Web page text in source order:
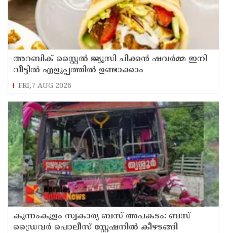
അറബിക് സ്റ്റൈൽ ജ്യൂസി ചിക്കൻ ഷവർമ്മ ഇനി
വീട്ടിൽ എളുപ്പത്തിൽ ഉണ്ടാക്കാം
FRI,7 AUG 2026
കുന്നംകുളം സ്വകാര്യ ബസ് അപകടം: ബസ്
ഡ്രൈവർ പൊലീസ് സ്റ്റേഷനിൽ കീഴടങ്ങി